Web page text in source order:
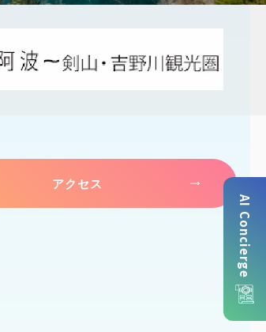
AI Concierge
アクセス